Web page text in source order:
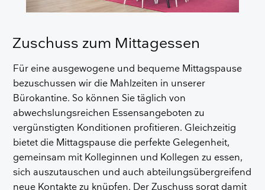
Zuschuss zum Mittagessen
Für eine ausgewogene und bequeme Mittagspause
bezuschussen wir die Mahlzeiten in unserer
Bürokantine. So können Sie täglich von
abwechslungsreichen Essensangeboten zu
vergünstigten Konditionen profitieren. Gleichzeitig
bietet die Mittagspause die perfekte Gelegenheit,
gemeinsam mit Kolleginnen und Kollegen zu essen,
sich auszutauschen und auch abteilungsübergreifend
neue Kontakte zu knüpfen. Der Zuschuss sorgt damit